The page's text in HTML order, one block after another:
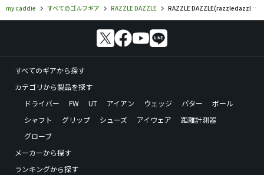
my caddie
すべてのゴルフギア RAZZLE DAZZLE RAZZLE DAZZLE(razzledazzle)／ユーティリティの口コミ評価
すべてのギアから探す
カテゴリから製品を探す
ドライバー
FW UT アイアン ウェッジ パター
ボール
シャフト
グリップ シューズ アイウェア
距離計測器
グローブ
メーカーから探す
ランキングから探す